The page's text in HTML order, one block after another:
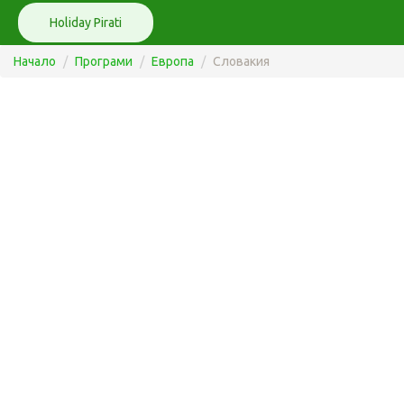
Holiday Pirati
Начало Програми Европа Словакия